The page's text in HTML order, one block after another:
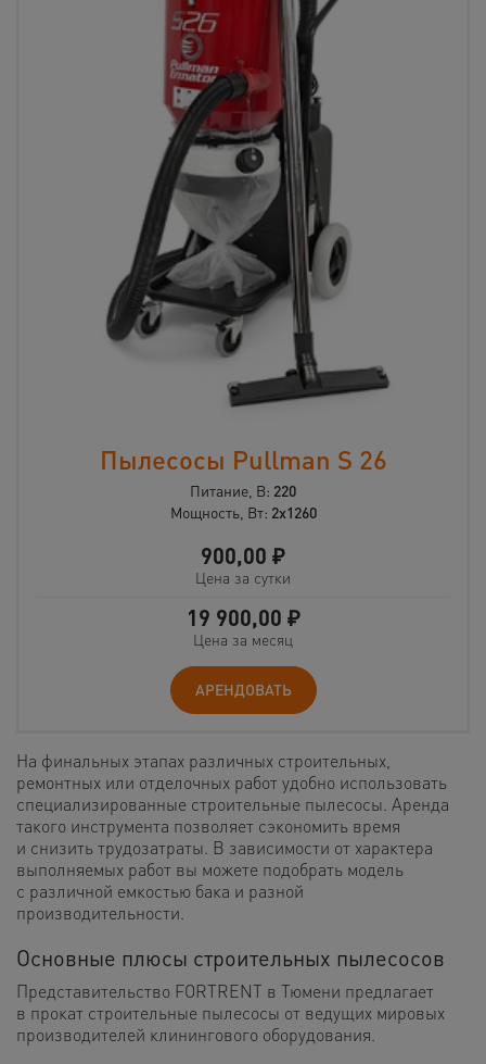
Пылесосы Pullman S 26
Питание, В: 220
Мощность, Вт: 2х1260
900,00 ₽
Цена за сутки
19 900,00 ₽
Цена за месяц
АРЕНДОВАТЬ
На финальных этапах различных строительных,
ремонтных или отделочных работ удобно использовать
специализированные строительные пылесосы. Аренда
такого инструмента позволяет сэкономить время
и снизить трудозатраты. В зависимости от характера
выполняемых работ вы можете подобрать модель
с различной емкостью бака и разной
производительности.
Основные плюсы строительных пылесосов
Представительство FORTRENT в Тюмени предлагает
в прокат строительные пылесосы от ведущих мировых
производителей клинингового оборудования.